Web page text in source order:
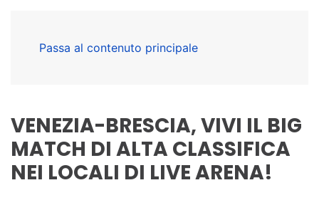
Passa al contenuto principale
VENEZIA-BRESCIA, VIVI IL BIG
MATCH DI ALTA CLASSIFICA
NEI LOCALI DI LIVE ARENA!